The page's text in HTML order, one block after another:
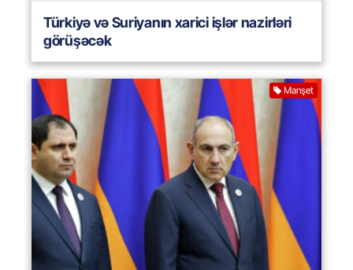
Türkiyə və Suriyanın xarici işlər nazirləri
görüşəcək
Manşet